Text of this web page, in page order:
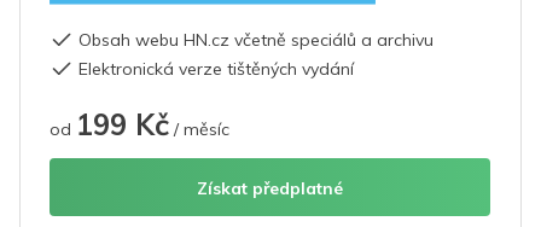
Obsah webu HN.cz včetně speciálů a archivu
Elektronická verze tištěných vydání
od 199 Kč / měsíc
Získat předplatné